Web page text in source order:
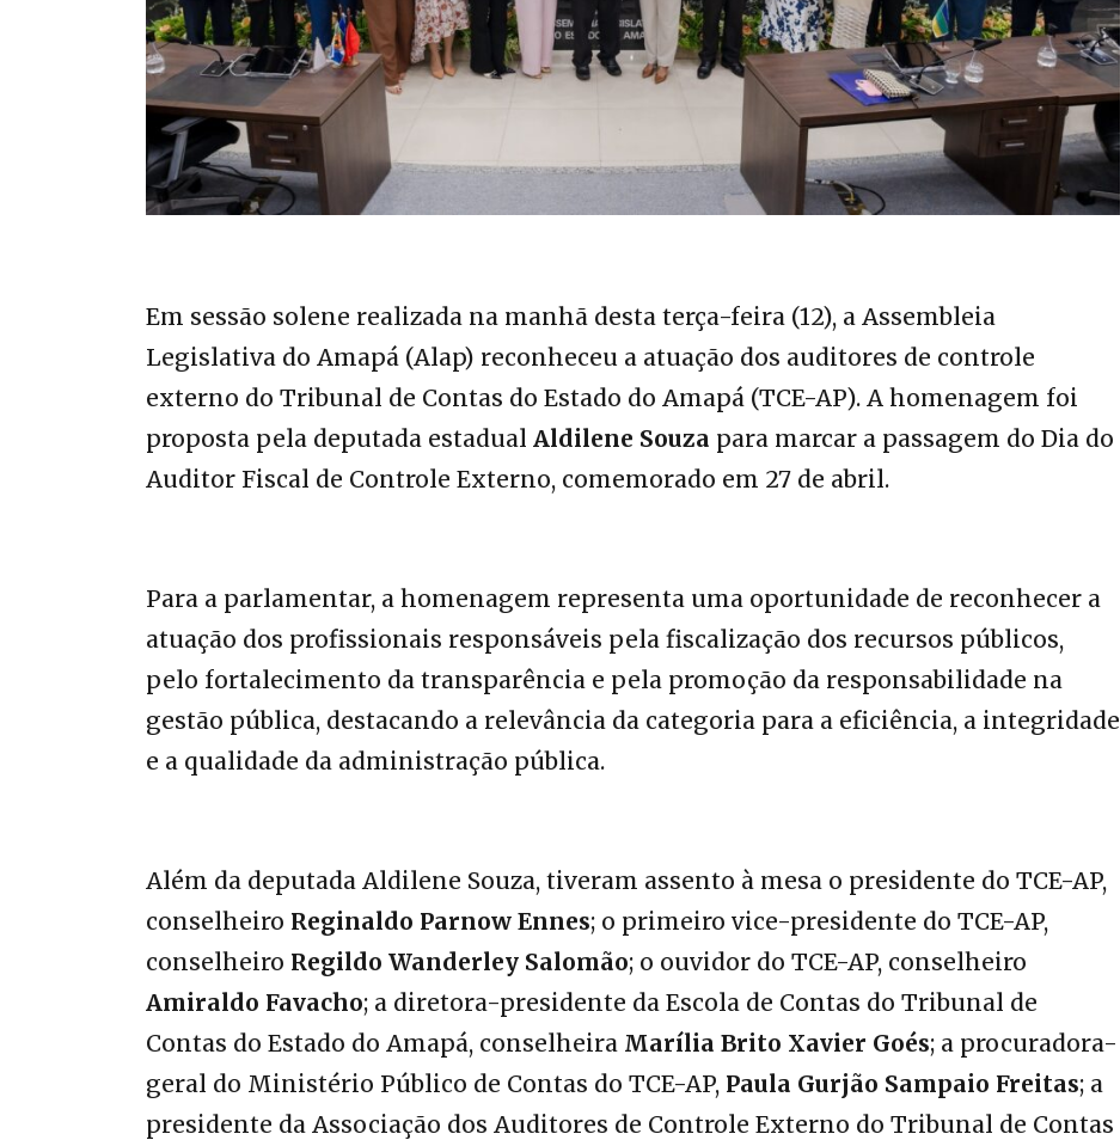
Em sessão solene realizada na manhã desta terça-feira (12), a Assembleia
Legislativa do Amapá (Alap) reconheceu a atuação dos auditores de controle
externo do Tribunal de Contas do Estado do Amapá (TCE-AP). A homenagem foi
proposta pela deputada estadual Aldilene Souza para marcar a passagem do Dia do
Auditor Fiscal de Controle Externo, comemorado em 27 de abril.
Para a parlamentar, a homenagem representa uma oportunidade de reconhecer a
atuação dos profissionais responsáveis pela fiscalização dos recursos públicos,
pelo fortalecimento da transparência e pela promoção da responsabilidade na
gestão pública, destacando a relevância da categoria para a eficiência, a integridade
e a qualidade da administração pública.
Além da deputada Aldilene Souza, tiveram assento à mesa o presidente do TCE-AP,
conselheiro Reginaldo Parnow Ennes; o primeiro vice-presidente do TCE-AP,
conselheiro Regildo Wanderley Salomão; o ouvidor do TCE-AP, conselheiro
Amiraldo Favacho; a diretora-presidente da Escola de Contas do Tribunal de
Contas do Estado do Amapá, conselheira Marília Brito Xavier Goés; a procuradora-
geral do Ministério Público de Contas do TCE-AP, Paula Gurjão Sampaio Freitas; a
presidente da Associação dos Auditores de Controle Externo do Tribunal de Contas